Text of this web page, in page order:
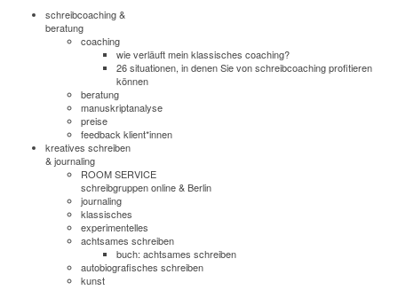
schreibcoaching &
beratung
coaching
wie verläuft mein klassisches coaching?
26 situationen, in denen Sie von schreibcoaching profitieren
können
beratung
manuskriptanalyse
preise
feedback klient*innen
kreatives schreiben
& journaling
ROOM SERVICE
schreibgruppen online & Berlin
journaling
klassisches
experimentelles
achtsames schreiben
buch: achtsames schreiben
autobiografisches schreiben
kunst